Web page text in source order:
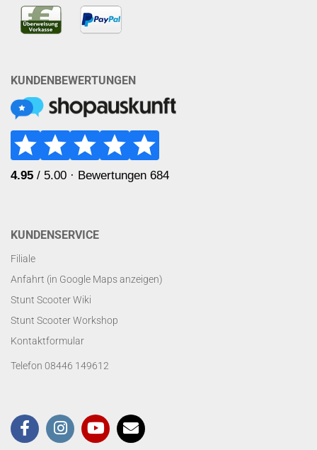
KUNDENBEWERTUNGEN
KUNDENSERVICE
Filiale
Anfahrt (in Google Maps anzeigen)
Stunt Scooter Wiki
Stunt Scooter Workshop
Kontaktformular
Telefon 08446 149612